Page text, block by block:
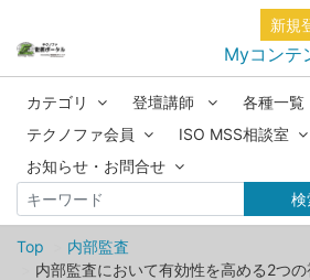
新規
Myコンテ
カテゴリ 登壇講師
各種一覧
テクノファ会員
ISO MSS相談室
お知らせ・お問合せ
検
Top
内部監査
内部監査において有効性を高める2つ